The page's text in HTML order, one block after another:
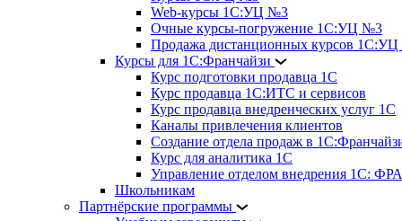
Web-курсы 1С:УЦ №3
Очные курсы-погружение 1С:УЦ №3
Продажа дистанционных курсов
Курсы для 1С:Франчайзи
Курс подготовки продавца 1С
Курс продавца 1С:ИТС и сервисов
Курс продавца внедренческих услуг 1С
Каналы привлечения клиентов
Создание отдела продаж в
Курс для аналитика 1С
Управление отделом внедрения 1С:
Школьникам
Партнёрские программы